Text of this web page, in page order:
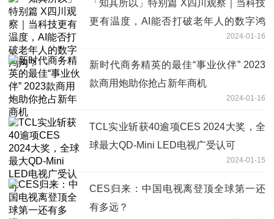
「知其所以」特别篇 X四川观察｜当科技
更有温度，AI能否打破老年人的数字鸿
2024-01-16
新时代商务精英的最佳“事业伙伴” 2023
款商用炮助你抢占新年商机
2024-01-16
TCL实业斩获40逾项CES 2024大奖，全
球最大QD-Mini LED电视广受认可
2024-01-15
CES归来：中国电视离登顶全球第一还
有多远？